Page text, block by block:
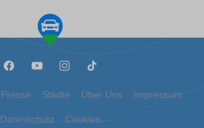
Presse Städte Über Uns Impressum
Datenschutz Cookies